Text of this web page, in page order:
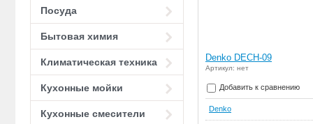
Посуда
Бытовая химия
Климатическая техника
Кухонные мойки
Кухонные смесители
Denko DECH-09
Артикул: нет
Добавить к сравнению
Denko